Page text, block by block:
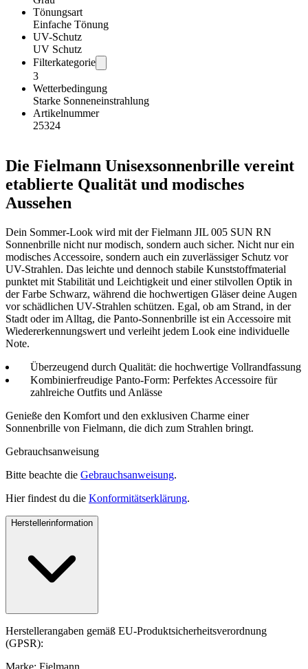
Tönungsart
Einfache Tönung
UV-Schutz
UV Schutz
Filterkategorie
3
Wetterbedingung
Starke Sonneneinstrahlung
Artikelnummer
25324
Die Fielmann Unisexsonnenbrille vereint
etablierte Qualität und modisches
Aussehen
Dein Sommer-Look wird mit der Fielmann JIL 005 SUN RN
Sonnenbrille nicht nur modisch, sondern auch sicher. Nicht nur ein
modisches Accessoire, sondern auch ein zuverlässiger Schutz vor
UV-Strahlen. Das leichte und dennoch stabile Kunststoffmaterial
punktet mit Stabilität und Leichtigkeit und einer stilvollen Optik in
der Farbe Schwarz, während die hochwertigen Gläser deine Augen
vor schädlichen UV-Strahlen schützen. Egal, ob am Strand, in der
Stadt oder im Alltag, die Panto-Sonnenbrille ist ein Accessoire mit
Wiedererkennungswert und verleiht jedem Look eine individuelle
Note.
Überzeugend durch Qualität: die hochwertige Vollrandfassung
Kombinierfreudige Panto-Form: Perfektes Accessoire für
zahlreiche Outfits und Anlässe
Genieße den Komfort und den exklusiven Charme einer
Sonnenbrille von Fielmann, die dich zum Strahlen bringt.
Gebrauchsanweisung
Bitte beachte die Gebrauchsanweisung.
Hier findest du die Konformitätserklärung.
Herstellerinformation
Herstellerangaben gemäß EU-Produktsicherheitsverordnung
(GPSR):
Marke: Fielmann